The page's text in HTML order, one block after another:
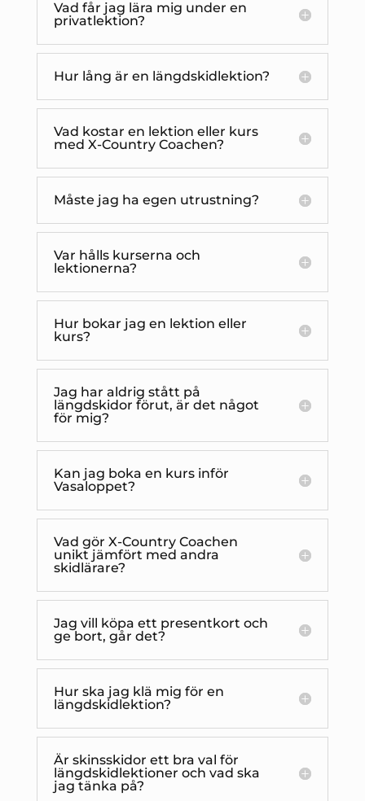
Vad får jag lära mig under en
privatlektion?
Hur lång är en längdskidlektion?
Vad kostar en lektion eller kurs
med X-Country Coachen?
Måste jag ha egen utrustning?
Var hålls kurserna och
lektionerna?
Hur bokar jag en lektion eller
kurs?
Jag har aldrig stått på
längdskidor förut, är det något
för mig?
Kan jag boka en kurs inför
Vasaloppet?
Vad gör X-Country Coachen
unikt jämfört med andra
skidlärare?
Jag vill köpa ett presentkort och
ge bort, går det?
Hur ska jag klä mig för en
längdskidlektion?
Är skinsskidor ett bra val för
längdskidlektioner och vad ska
jag tänka på?